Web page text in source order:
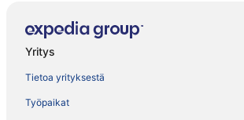
Yritys
Tietoa yrityksestä
Työpaikat